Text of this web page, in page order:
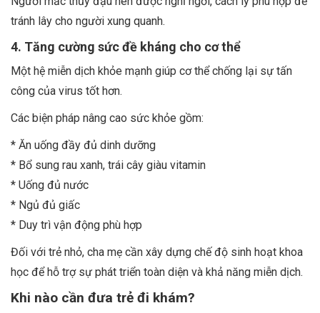
tránh lây cho người xung quanh.
4. Tăng cường sức đề kháng cho cơ thể
Một hệ miễn dịch khỏe mạnh giúp cơ thể chống lại sự tấn
công của virus tốt hơn.
Các biện pháp nâng cao sức khỏe gồm:
* Ăn uống đầy đủ dinh dưỡng
* Bổ sung rau xanh, trái cây giàu vitamin
* Uống đủ nước
* Ngủ đủ giấc
* Duy trì vận động phù hợp
Đối với trẻ nhỏ, cha mẹ cần xây dựng chế độ sinh hoạt khoa
học để hỗ trợ sự phát triển toàn diện và khả năng miễn dịch.
Khi nào cần đưa trẻ đi khám?